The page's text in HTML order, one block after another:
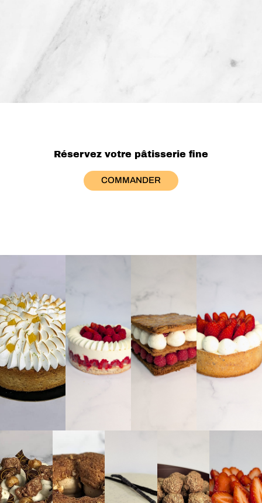
Réservez votre pâtisserie fine
COMMANDER